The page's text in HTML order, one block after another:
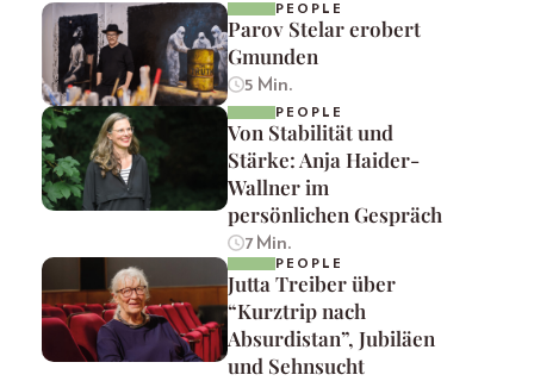
PEOPLE
Parov Stelar erobert
Gmunden
5 Min.
PEOPLE
Von Stabilität und
Stärke: Anja Haider-
Wallner im
persönlichen Gespräch
7 Min.
PEOPLE
Jutta Treiber über
“Kurztrip nach
Absurdistan”, Jubiläen
und Sehnsucht